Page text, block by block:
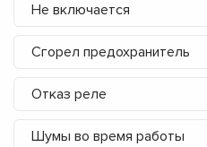
Не включается
Сгорел предохранитель
Отказ реле
Шумы во время работы